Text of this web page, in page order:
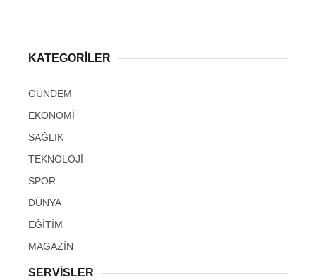
KATEGORİLER
GÜNDEM
EKONOMİ
SAĞLIK
TEKNOLOJİ
SPOR
DÜNYA
EĞİTİM
MAGAZİN
SERVİSLER